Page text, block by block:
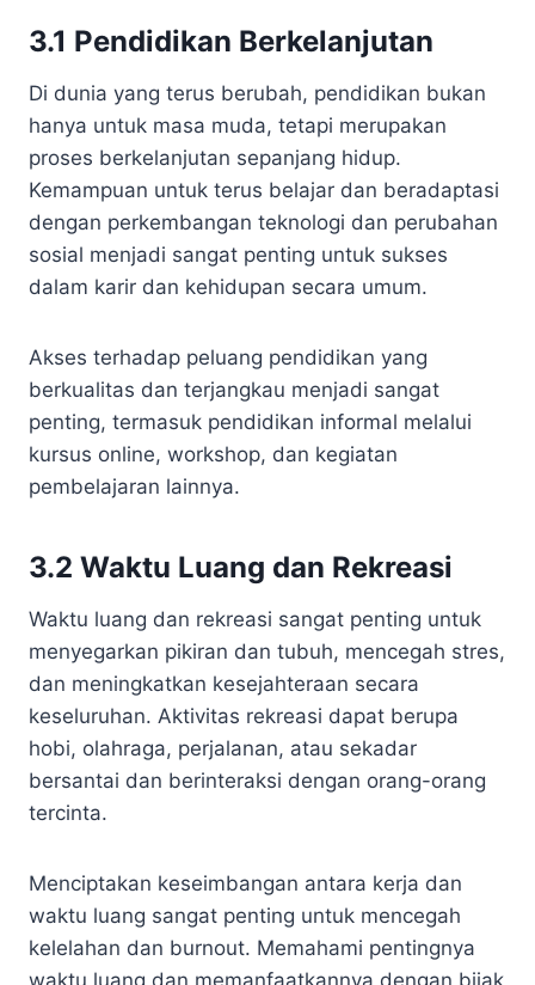
3.1 Pendidikan Berkelanjutan
Di dunia yang terus berubah, pendidikan bukan
hanya untuk masa muda, tetapi merupakan
proses berkelanjutan sepanjang hidup.
Kemampuan untuk terus belajar dan beradaptasi
dengan perkembangan teknologi dan perubahan
sosial menjadi sangat penting untuk sukses
dalam karir dan kehidupan secara umum.
Akses terhadap peluang pendidikan yang
berkualitas dan terjangkau menjadi sangat
penting, termasuk pendidikan informal melalui
kursus online, workshop, dan kegiatan
pembelajaran lainnya.
3.2 Waktu Luang dan Rekreasi
Waktu luang dan rekreasi sangat penting untuk
menyegarkan pikiran dan tubuh, mencegah stres,
dan meningkatkan kesejahteraan secara
keseluruhan. Aktivitas rekreasi dapat berupa
hobi, olahraga, perjalanan, atau sekadar
bersantai dan berinteraksi dengan orang-orang
tercinta.
Menciptakan keseimbangan antara kerja dan
waktu luang sangat penting untuk mencegah
kelelahan dan burnout. Memahami pentingnya
waktu luang dan memanfaatkannya dengan bijak